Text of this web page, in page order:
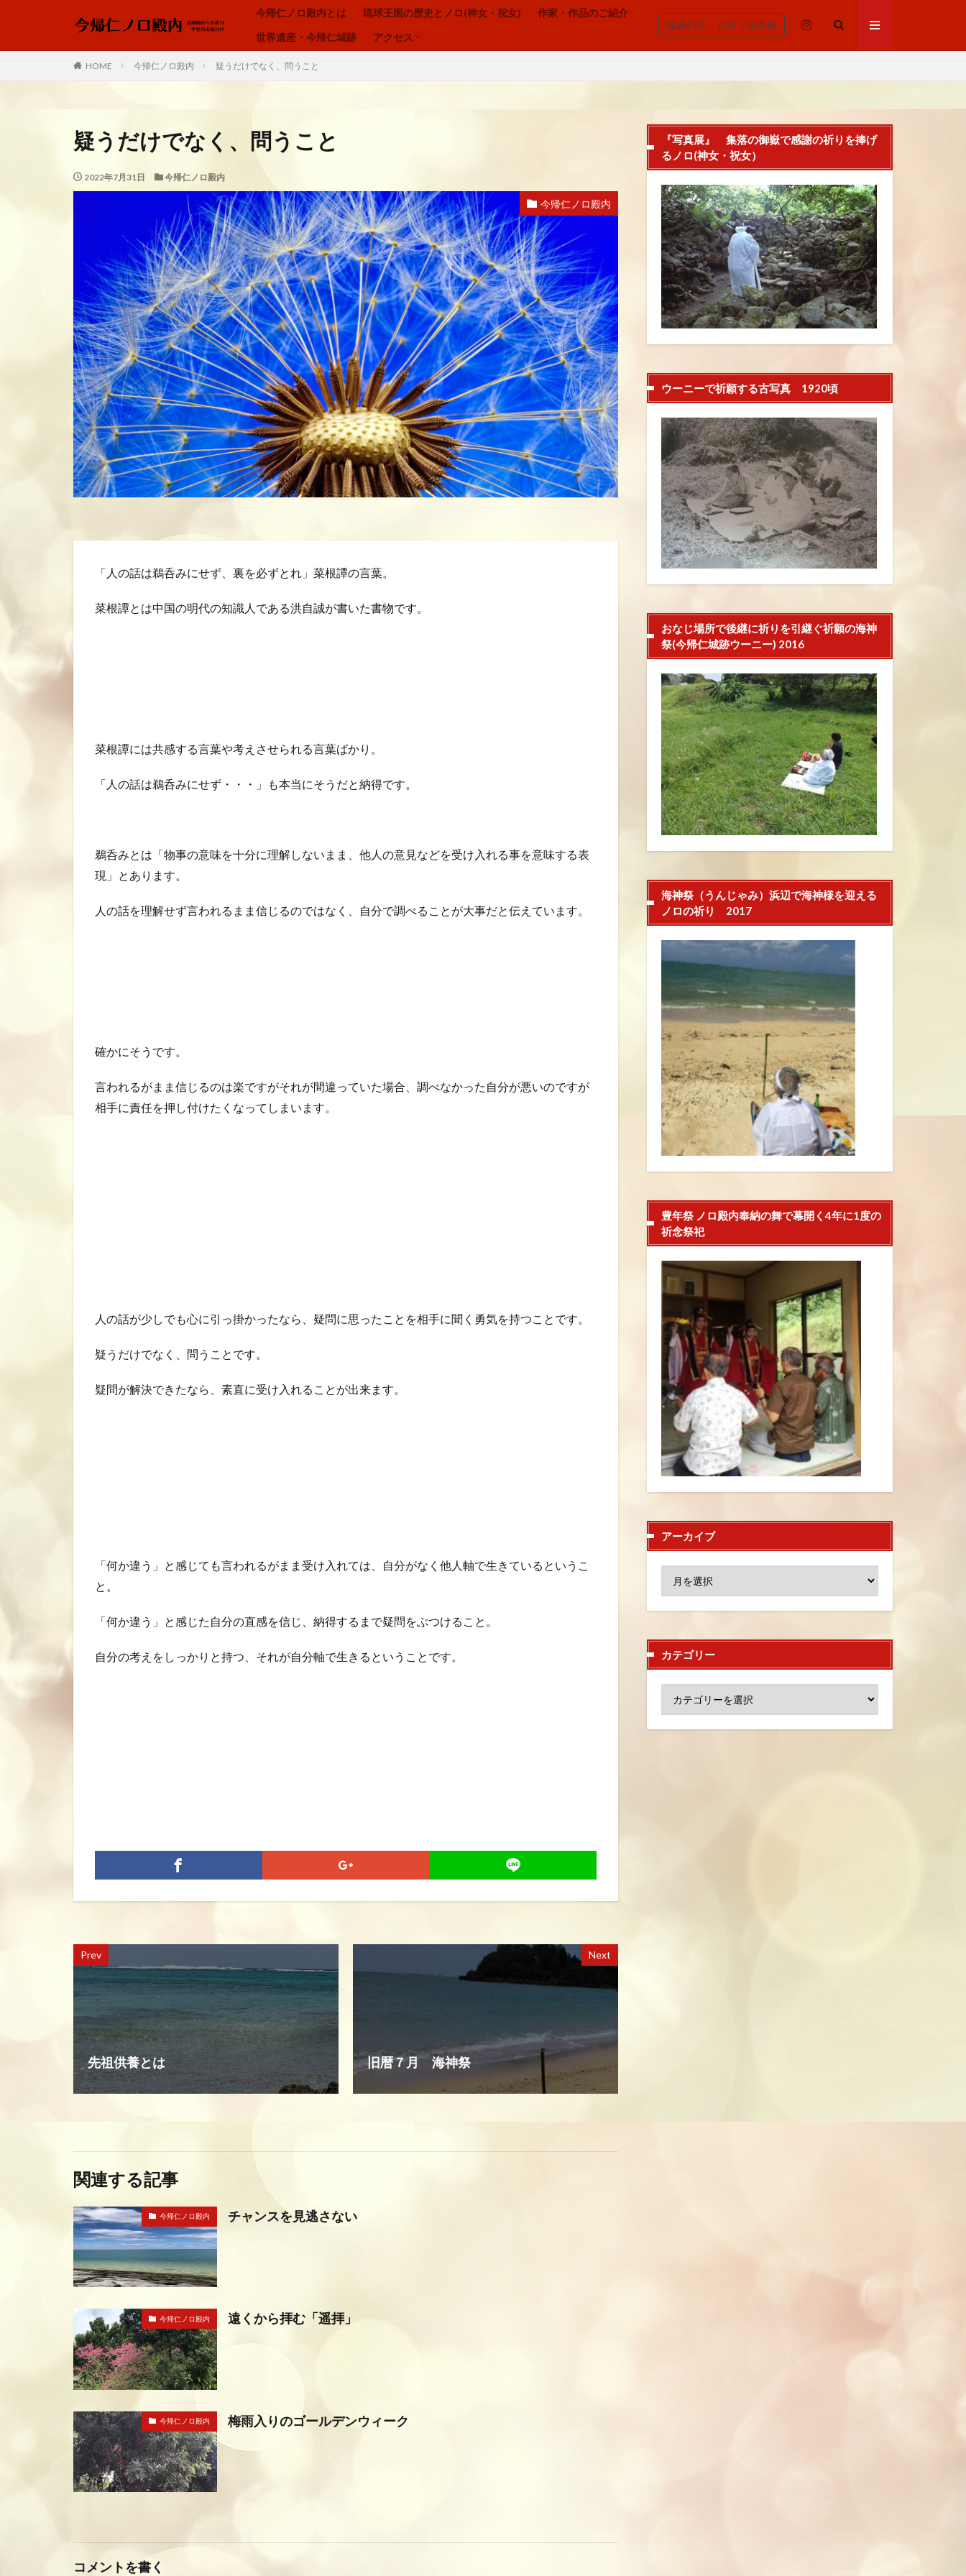
今帰仁ノロ殿内とは 琉球王国の歴史とノロ(神女・祝女)
作家・作品のご紹介
世界遺産・今帰仁城跡
アクセス
琉願の木・お守り販売所
HOME 今帰仁ノロ殿内 疑うだけでなく、問うこと
疑うだけでなく、問うこと
2022年7月31日 今帰仁ノロ殿内
今帰仁ノロ殿内
「人の話は鵜呑みにせず、裏を必ずとれ」菜根譚の言葉。
菜根譚とは中国の明代の知識人である洪自誠が書いた書物です。
菜根譚には共感する言葉や考えさせられる言葉ばかり。
「人の話は鵜呑みにせず・・・」も本当にそうだと納得です。
鵜呑みとは「物事の意味を十分に理解しないまま、他人の意見などを受け入れる事を意味する表
現」とあります。
人の話を理解せず言われるまま信じるのではなく、自分で調べることが大事だと伝えています。
確かにそうです。
言われるがまま信じるのは楽ですがそれが間違っていた場合、調べなかった自分が悪いのですが
相手に責任を押し付けたくなってしまいます。
人の話が少しでも心に引っ掛かったなら、疑問に思ったことを相手に聞く勇気を持つことです。
疑うだけでなく、問うことです。
疑問が解決できたなら、素直に受け入れることが出来ます。
「何か違う」と感じても言われるがまま受け入れては、自分がなく他人軸で生きているというこ
と。
「何か違う」と感じた自分の直感を信じ、納得するまで疑問をぶつけること。
自分の考えをしっかりと持つ、それが自分軸で生きるということです。
Prev
先祖供養とは
Next
旧暦７月 海神祭
関連する記事
今帰仁ノロ殿内 チャンスを見逃さない
今帰仁ノロ殿内 遠くから拝む「遥拝」
今帰仁ノロ殿内 梅雨入りのゴールデンウィーク
コメントを書く
『写真展』 集落の御嶽で感謝の祈りを捧げ
るノロ(神女・祝女）
ウーニーで祈願する古写真 1920頃
おなじ場所で後継に祈りを引継ぐ祈願の海神
祭(今帰仁城跡ウーニー) 2016
海神祭（うんじゃみ）浜辺で海神様を迎える
ノロの祈り 2017
豊年祭 ノロ殿内奉納の舞で幕開く4年に1度の
祈念祭祀
アーカイブ
カテゴリー
お問合わせ
プライバシーポリシー
ノロ、ユタ、カミンチュ 今帰仁ノロ殿内 琉球の祈り ヒヌカン 御嶽
アオリヤエ ウートートー
今帰仁ノロ殿内、幸せのお福わけ、再出発、fresh-START、心、清浄
内在神、直感
寄り添う、居場所、ここにいるよ
感謝、祈りの作法、沖縄の祈り、礼儀を重んじる、拝所、御嶽
我が子へ、出会い、喜び、子宝、大吉夢
波動、揚げる、心の拠り所、立ち上がる
琉球の祈り、ノロ、神女、祝女、今帰仁城、尚巴志王、琉球処分、グスク祭祀
生きる、幸せ、安らかに
空、雲、思いやり
自分を信じるチカラ 魂の
龍さん、見える見えない、当たり前に備わる機能
龍の背、龍神様、夢、実現
検索